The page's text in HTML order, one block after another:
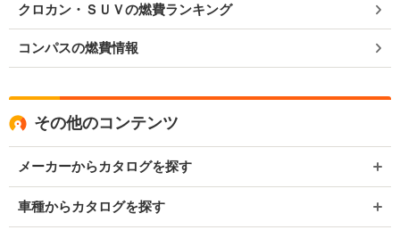
クロカン・ＳＵＶの燃費ランキング
コンパスの燃費情報
その他のコンテンツ
メーカーからカタログを探す
車種からカタログを探す